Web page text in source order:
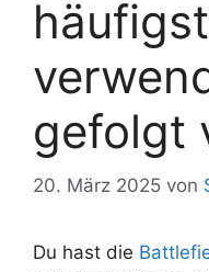
gefolgt
20. März 2025 von
Du hast die